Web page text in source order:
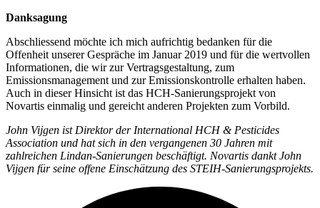
Danksagung
Abschliessend möchte ich mich aufrichtig bedanken für die
Offenheit unserer Gespräche im Januar 2019 und für die wertvollen
Informationen, die wir zur Vertragsgestaltung, zum
Emissionsmanagement und zur Emissionskontrolle erhalten haben.
Auch in dieser Hinsicht ist das HCH-Sanierungsprojekt von
Novartis einmalig und gereicht anderen Projekten zum Vorbild.
John Vijgen ist Direktor der International HCH & Pesticides
Association und hat sich in den vergangenen 30 Jahren mit
zahlreichen Lindan-Sanierungen beschäftigt. Novartis dankt John
Vijgen für seine offene Einschätzung des STEIH-Sanierungsprojekts.